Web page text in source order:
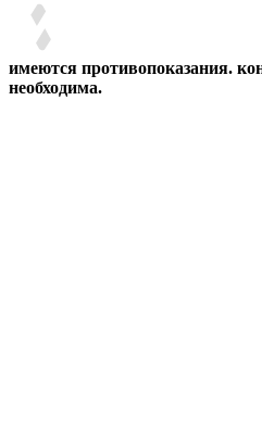
имеются противопоказания.
необходима.